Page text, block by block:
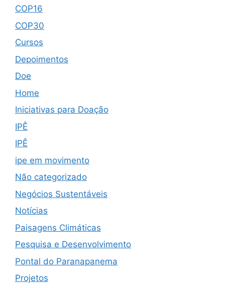
COP16
COP30
Cursos
Depoimentos
Doe
Home
Iniciativas para Doação
IPÊ
IPÊ
ipe em movimento
Não categorizado
Negócios Sustentáveis
Notícias
Paisagens Climáticas
Pesquisa e Desenvolvimento
Pontal do Paranapanema
Projetos